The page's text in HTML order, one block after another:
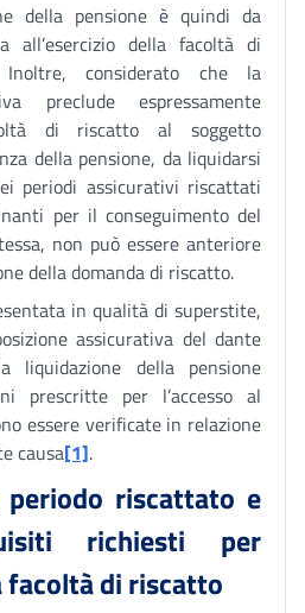
della pensione è quindi da
all’esercizio della facoltà di
considerato che la
preclude espressamente
di riscatto al soggetto
della pensione, da liquidarsi
periodi assicurativi riscattati
per il conseguimento del
non può essere anteriore
della domanda di riscatto.
in qualità di superstite,
assicurativa del dante
liquidazione della pensione
prescritte per l’accesso al
essere verificate in relazione
causa[1].
riscattato e
richiesti per
facoltà di riscatto